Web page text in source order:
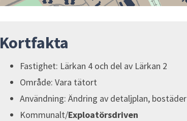
Kortfakta
Fastighet: Lärkan 4 och del av Lärkan 2
Område: Vara tätort
Användning: Ändring av detaljplan, bostäder
Kommunalt/Exploatörsdriven